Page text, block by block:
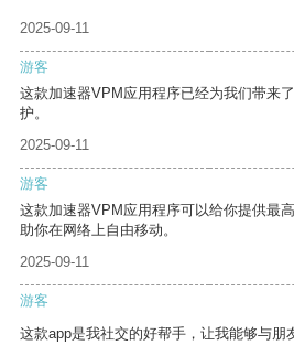
2025-09-11
游客
这款加速器VPM应用程序已经为我们带来
护。
2025-09-11
游客
这款加速器VPM应用程序可以给你提供最
助你在网络上自由移动。
2025-09-11
游客
这款app是我社交的好帮手，让我能够与朋